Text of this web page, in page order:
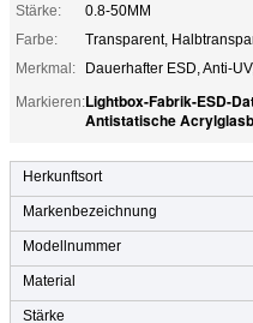
Stärke:
0.8-50MM
Farbe:
Transparent,
Merkmal:
Dauerhafter ESD, Anti-
Markieren:Lightbox-Fabrik-ESD-
Antistatische
Herkunftsort
Markenbezeichnung
Modellnummer
Material
Stärke